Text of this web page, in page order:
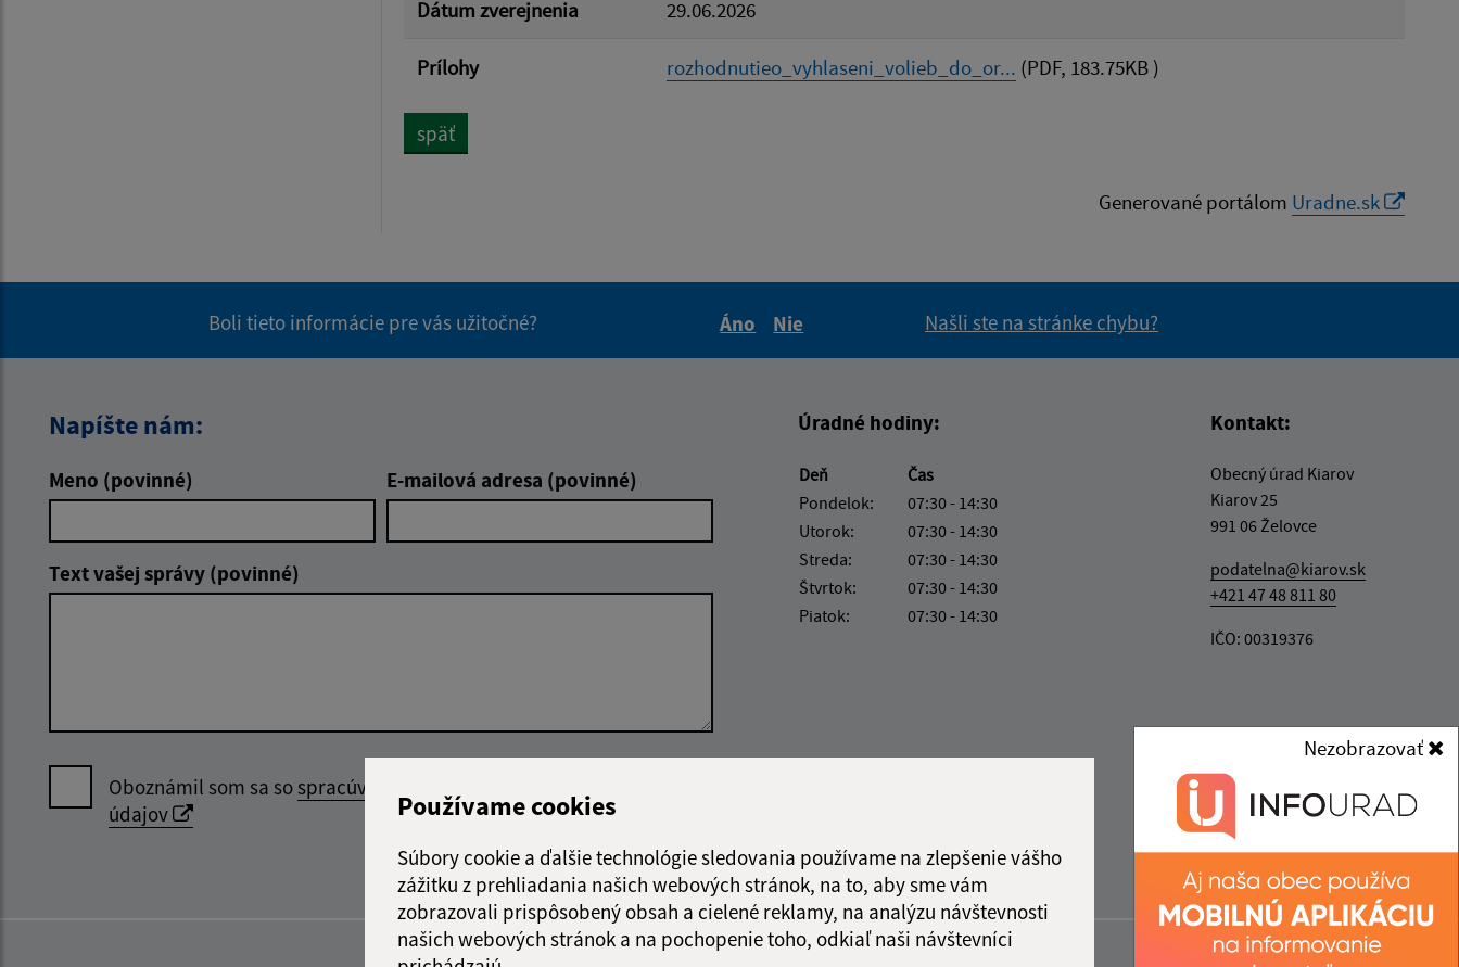
Používame cookies
Súbory cookie a ďalšie technológie sledovania používame na zlepšenie vášho
zážitku z prehliadania našich webových stránok, na to, aby sme vám
zobrazovali prispôsobený obsah a cielené reklamy, na analýzu návštevnosti
našich webových stránok a na pochopenie toho, odkiaľ naši návštevníci
Nezobrazovať
Dátum zverejnenia 29.06.2026
Prílohy rozhodnutieo_vyhlaseni_volieb_do_or... (PDF, 183.75KB )
späť
Generované portálom Uradne.sk
Boli tieto informácie pre vás užitočné?
Áno
Nie
Našli ste na stránke chybu?
Napíšte nám:
Meno (povinné) E-mailová adresa (povinné)
Text vašej správy (povinné)
Oboznámil som sa sospracúvaním osobných
údajov
správu
Úradné hodiny:
Deň
Čas
Pondelok:
07:30 - 14:30
Utorok:
07:30 - 14:30
Streda:
07:30 - 14:30
Štvrtok:
07:30 - 14:30
Piatok:
07:30 - 14:30
Kontakt:
Obecný úrad Kiarov
Kiarov 25
991 06 Želovce
podatelna@kiarov.sk
+421 47 48 811 80
IČO: 00319376